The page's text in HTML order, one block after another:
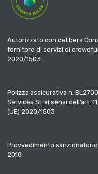
Autorizzato con delibera
fornitore di servizi di
2020/1503
Polizza assicurativa n.
Services SE ai sensi dell’art.
(UE) 2020/1503
Provvedimento
2018